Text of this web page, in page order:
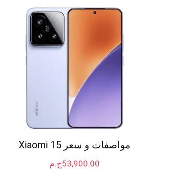
مواصفات و سعر Xiaomi 15
ج.م53,900.00